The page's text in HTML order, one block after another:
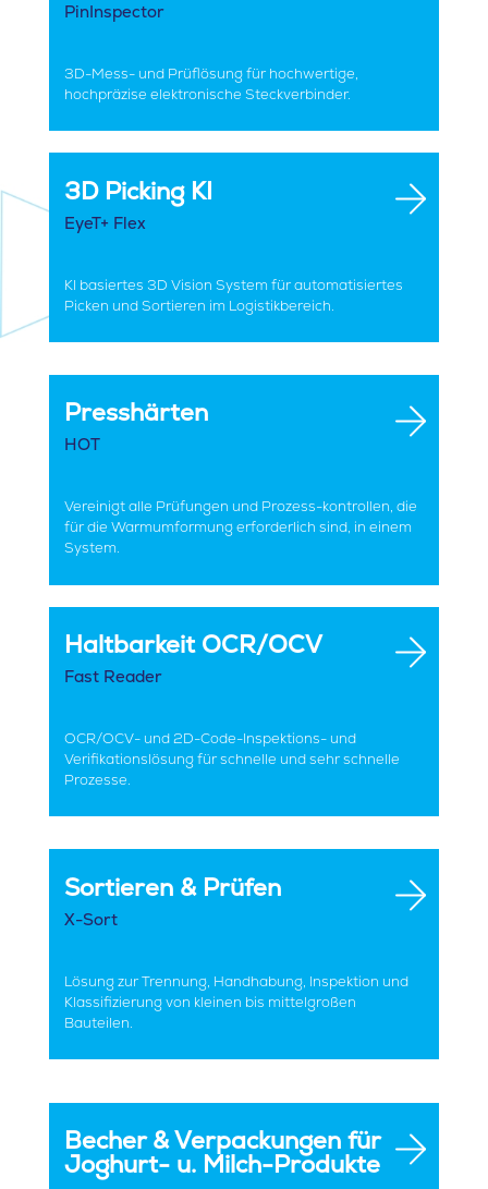
PinInspector
3D-Mess- und Prüflösung für hochwertige,
hochpräzise elektronische Steckverbinder.
3D Picking KI
EyeT+ Flex
KI basiertes 3D Vision System für automatisiertes
Picken und Sortieren im Logistikbereich.
Presshärten
HOT
Vereinigt alle Prüfungen und Prozess-kontrollen, die
für die Warmumformung erforderlich sind, in einem
System.
Haltbarkeit OCR/OCV
Fast Reader
OCR/OCV- und 2D-Code-Inspektions- und
Verifikationslösung für schnelle und sehr schnelle
Prozesse.
Sortieren & Prüfen
X-Sort
Lösung zur Trennung, Handhabung, Inspektion und
Klassifizierung von kleinen bis mittelgroßen
Bauteilen.
Becher & Verpackungen für
Joghurt- u. Milch-Produkte